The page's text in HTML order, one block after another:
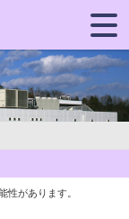
性があります。